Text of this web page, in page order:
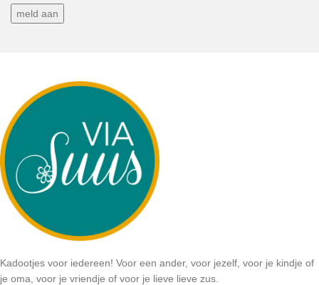
Kadootjes voor iedereen! Voor een ander, voor jezelf, voor je kindje of
je oma, voor je vriendje of voor je lieve lieve zus.